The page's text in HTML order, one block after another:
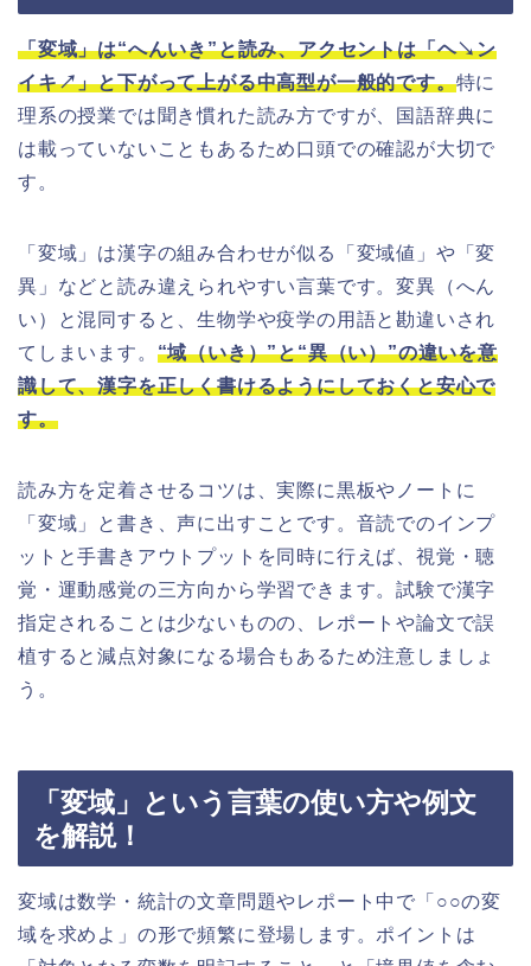
「変域」は“へんいき”と読み、アクセントは「ヘ↘ン
イキ↗」と下がって上がる中高型が一般的です。特に
理系の授業では聞き慣れた読み方ですが、国語辞典に
は載っていないこともあるため口頭での確認が大切で
す。
「変域」は漢字の組み合わせが似る「変域値」や「変
異」などと読み違えられやすい言葉です。変異（へん
い）と混同すると、生物学や疫学の用語と勘違いされ
てしまいます。 “域（いき）”と“異（い）”の違いを意
識して、漢字を正しく書けるようにしておくと安心で
す。
読み方を定着させるコツは、実際に黒板やノートに
「変域」と書き、声に出すことです。音読でのインプ
ットと手書きアウトプットを同時に行えば、視覚・聴
覚・運動感覚の三方向から学習できます。試験で漢字
指定されることは少ないものの、レポートや論文で誤
植すると減点対象になる場合もあるため注意しましょ
う。
「変域」という言葉の使い方や例文
を解説！
変域は数学・統計の文章問題やレポート中で「○○の変
域を求めよ」の形で頻繁に登場します。ポイントは